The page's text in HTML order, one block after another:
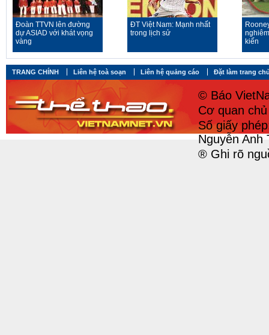
Đoàn TTVN lên đường
dự ASIAD với khát vọng
vàng
ĐT Việt Nam: Mạnh nhất
trong lịch sử
kiến
TRANG CHÍNH Liên hệ toà soạn Liên hệ quảng cáo Đặt làm trang
© Báo
Cơ quan
Số giấy
Nguyễn Anh
® Ghi rõ